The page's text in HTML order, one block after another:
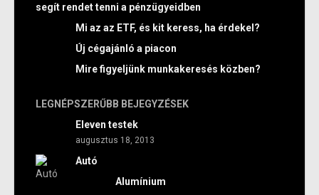
segít rendet tenni a pénzügyeidben
Mi az az ETF, és kit keress, ha érdekel?
Új cégajánló a piacon
Mire figyeljünk munkakeresés közben?
LEGNÉPSZERŰBB BEJEGYZÉSEK
Eleven testek
augusztus 18, 2013
Autó
Alumínium